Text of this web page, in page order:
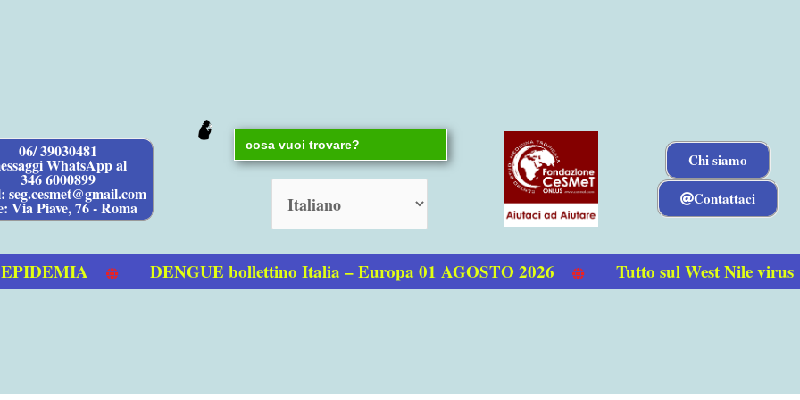
06/ 39030481
WhatsApp al
346 6000899
seg.cesmet@gmail.com
Via Piave, 76 - Roma
Search
for:
Chi siamo
Contattaci
DENGUE bollettino Italia – Europa 01 AGOSTO 2026 Tutto sul West Nile virus